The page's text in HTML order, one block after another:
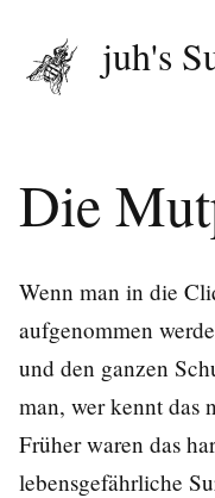
juh's
Die
Wenn man in die
aufgenommen
und den ganzen
man, wer kennt das
Früher waren das
lebensgefährliche